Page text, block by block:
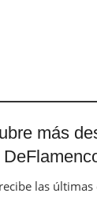
más
las